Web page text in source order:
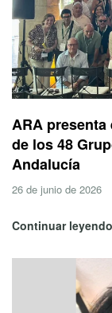
ARA
de los 48
Andalucía
26 de junio de 2026
Continuar leyendo